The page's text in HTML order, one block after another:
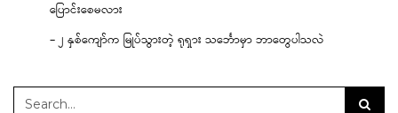
ပြောင်းစေမလား
– ၂ နှစ်ကျော်က မြုပ်သွားတဲ့ ရုရှား သင်္ဘောမှာ ဘာတွေပါသလဲ